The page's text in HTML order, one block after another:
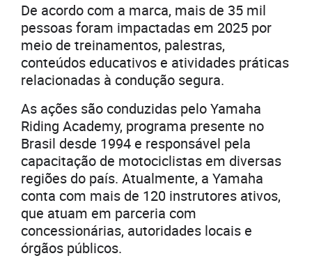
De acordo com a marca, mais de 35 mil
pessoas foram impactadas em 2025 por
meio de treinamentos, palestras,
conteúdos educativos e atividades práticas
relacionadas à condução segura.
As ações são conduzidas pelo Yamaha
Riding Academy, programa presente no
Brasil desde 1994 e responsável pela
capacitação de motociclistas em diversas
regiões do país. Atualmente, a Yamaha
conta com mais de 120 instrutores ativos,
que atuam em parceria com
concessionárias, autoridades locais e
órgãos públicos.